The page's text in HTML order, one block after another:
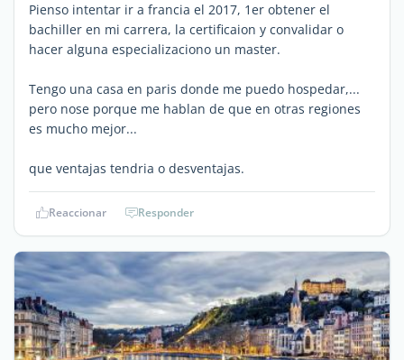
Pienso intentar ir a francia el 2017, 1er obtener el
bachiller en mi carrera, la certificaion y convalidar o
hacer alguna especializaciono un master.
Tengo una casa en paris donde me puedo hospedar,...
pero nose porque me hablan de que en otras regiones
es mucho mejor...
que ventajas tendria o desventajas.
Reaccionar Responder